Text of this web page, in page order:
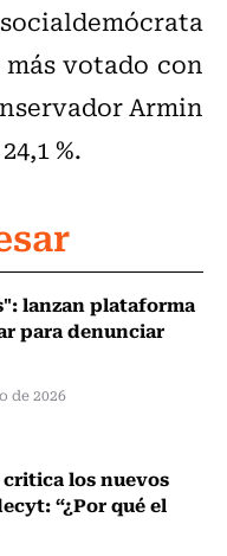
votado con
Armin
%.
lanzan plataforma
para denunciar
de 2026
critica los nuevos
“¿Por qué el